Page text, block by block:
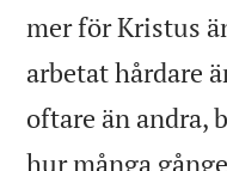
mer för Kristus
arbetat hårdare
oftare än andra,
hur många